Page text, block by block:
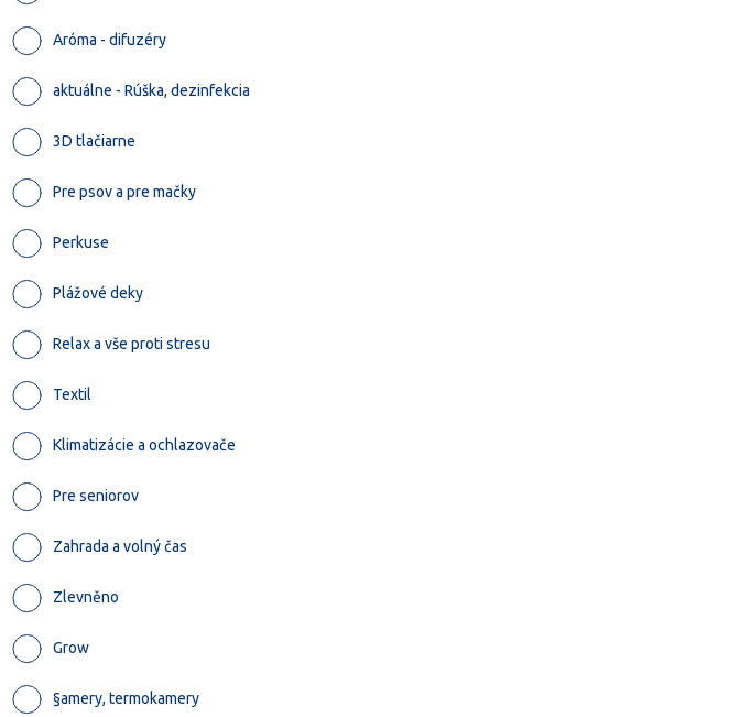
Aróma - difuzéry
aktuálne - Rúška, dezinfekcia
3D tlačiarne
Pre psov a pre mačky
Perkuse
Plážové deky
Relax a vše proti stresu
Textil
Klimatizácie a ochlazovače
Pre seniorov
Zahrada a volný čas
Zlevněno
Grow
§amery, termokamery